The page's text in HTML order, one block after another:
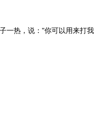
一热，说："你可以用来打我